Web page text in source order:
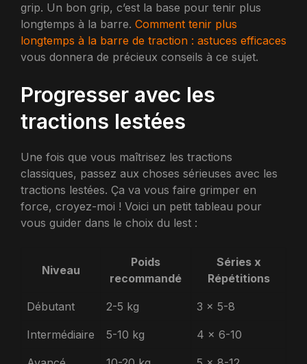
grip. Un bon grip, c’est la base pour tenir plus
longtemps à la barre. Comment tenir plus
longtemps à la barre de traction : astuces efficaces
vous donnera de précieux conseils à ce sujet.
Progresser avec les
tractions lestées
Une fois que vous maîtrisez les tractions
classiques, passez aux choses sérieuses avec les
tractions lestées. Ça va vous faire grimper en
force, croyez-moi ! Voici un petit tableau pour
vous guider dans le choix du lest :
Niveau
Poids
recommandé
Séries x
Répétitions
Débutant 2-5 kg 3 x 5-8
Intermédiaire 5-10 kg 4 x 6-10